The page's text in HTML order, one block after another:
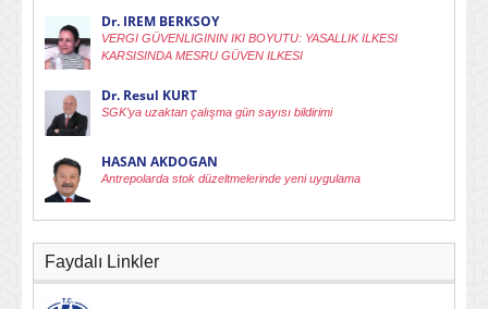
Dr. IREM BERKSOY
VERGI GÜVENLIGININ IKI BOYUTU: YASALLIK ILKESI
KARSISINDA MESRU GÜVEN ILKESI
Dr. Resul KURT
SGK’ya uzaktan çalışma gün sayısı bildirimi
HASAN AKDOGAN
Antrepolarda stok düzeltmelerinde yeni uygulama
Faydalı Linkler